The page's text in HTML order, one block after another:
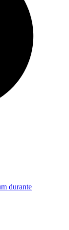
durante